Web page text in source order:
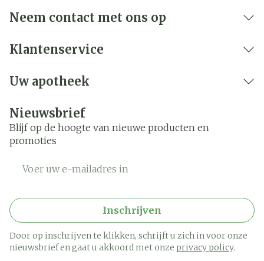
Neem contact met ons op
Klantenservice
Uw apotheek
Nieuwsbrief
Blijf op de hoogte van nieuwe producten en
promoties
Inschrijven
Door op inschrijven te klikken, schrijft u zich in voor onze
nieuwsbrief en gaat u akkoord met onze privacy policy.